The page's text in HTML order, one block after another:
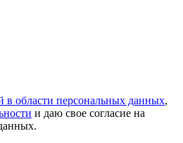
в области персональных данных,
и даю свое согласие на